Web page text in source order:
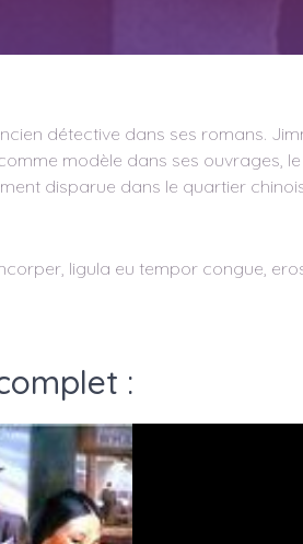
détective dans ses romans.
modèle dans ses ouvrages,
disparue dans le quartier
ligula eu tempor congue,
: